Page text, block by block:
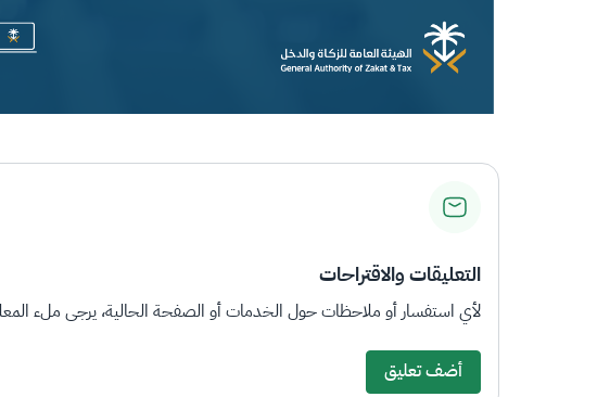
التعليقات والاقتراحات
لأي استفسار أو ملاحظات حول الخدمات أو الصفحة الحالية، يرجى ملء
أضف تعليق